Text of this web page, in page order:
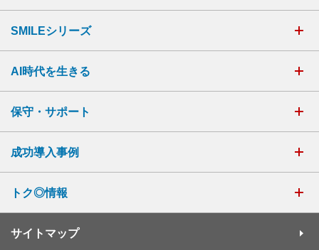
SMILEシリーズ
AI時代を生きる
保守・サポート
成功導入事例
トク◎情報
サイトマップ